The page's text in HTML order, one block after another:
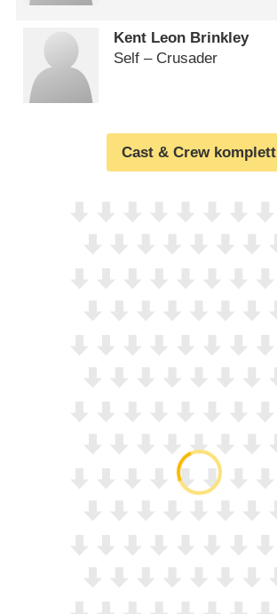
Kent Leon Brinkley
Self – Crusader
Cast & Crew komplett